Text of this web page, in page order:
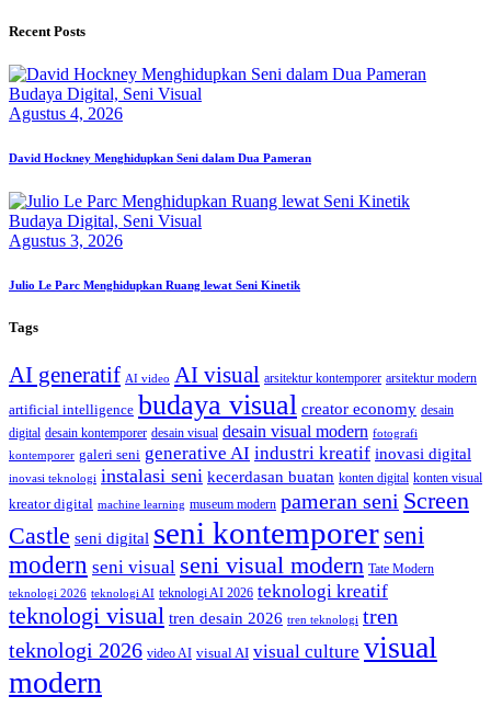
Recent Posts
Budaya Digital, Seni Visual
Agustus 4, 2026
David Hockney Menghidupkan Seni dalam Dua Pameran
Budaya Digital, Seni Visual
Agustus 3, 2026
Julio Le Parc Menghidupkan Ruang lewat Seni Kinetik
Tags
AI generatif AI video AI visual arsitektur kontemporer arsitektur modern
artificial intelligence budaya visual creator economy desain
digital desain kontemporer desain visual desain visual modern fotografi
kontemporer galeri seni generative AI industri kreatif inovasi digital
inovasi teknologi instalasi seni kecerdasan buatan konten digital konten visual
kreator digital machine learning museum modern pameran seni Screen
Castle seni digital seni kontemporer seni
modern seni visual seni visual modern Tate Modern
teknologi 2026 teknologi AI teknologi AI 2026 teknologi kreatif
teknologi visual tren desain 2026 tren teknologi tren
teknologi 2026 video AI visual AI visual culture visual
modern